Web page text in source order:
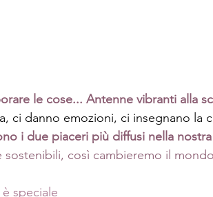
le cose... Antenne vibranti alla
ci danno emozioni, ci insegnano la
i due piaceri più diffusi nella
sostenibili, così cambieremo il
speciale